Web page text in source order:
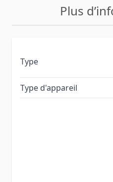
Plus
Type
Type d'appareil